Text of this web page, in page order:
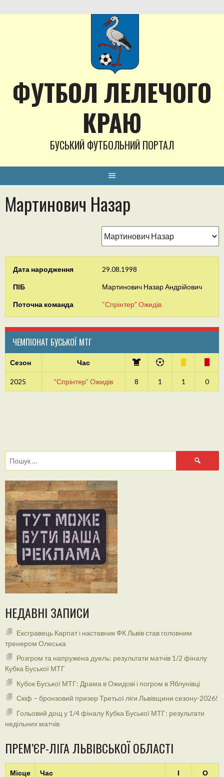
to
ФУТБОЛ ЛЕЛЕЧОГО
КРАЮ
БУСЬКИЙ ФУТБОЛЬНИЙ ПОРТАЛ
Мартинович Назар
Дата народження 29.08.1998
ПІБ Мартинович Назар Андрійович
Поточна команда “Спрінтер” Ожидів
ЧЕМПІОНАТ БУСЬКОЇ МТГ
Сезон Час
2025 “Спрінтер” Ожидів 8 1 1 0
Пошук:
НЕДАВНІ ЗАПИСИ
Ексгравець Карпат і наставник ФК Львів став головним
тренером Олеська
Розгром та напружена дуель: результати матчів 1/2 фіналу
Кубка Буської МТГ
Кубок Буської МТГ: Драма в Ожидові і погром в Яблунівці
Скіф – бронзовий призер Третьої ліги Львівщини сезону-2026!
Гольовий дощ у 1/4 фіналу Кубка Буської МТГ: результати
недільних матчів
ПРЕМ’ЄР-ЛІГА ЛЬВІВСЬКОЇ ОБЛАСТІ
Місце Час І О